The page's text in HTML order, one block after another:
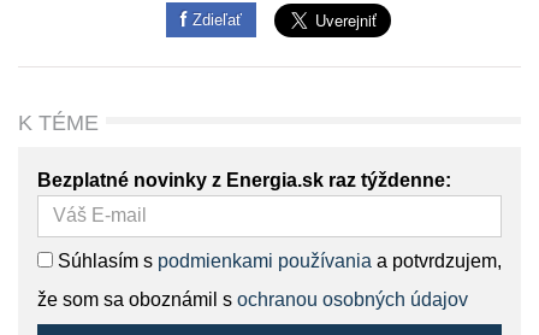
Zdieľať
K TÉME
Bezplatné novinky z Energia.sk raz týždenne:
Súhlasím s podmienkami používania a potvrdzujem,
že som sa oboznámil s ochranou osobných údajov